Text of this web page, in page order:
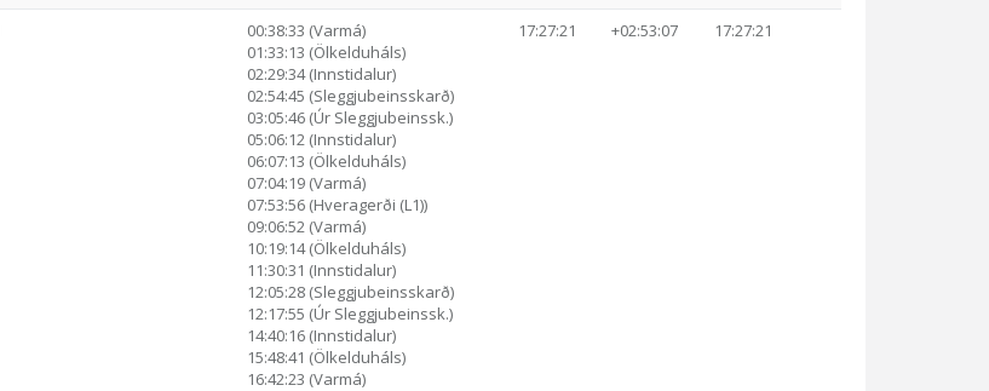
00:38:33 (Varmá)
01:33:13 (Ölkelduháls)
02:29:34 (Innstidalur)
02:54:45 (Sleggjubeinsskarð)
03:05:46 (Úr Sleggjubeinssk.)
05:06:12 (Innstidalur)
06:07:13 (Ölkelduháls)
07:04:19 (Varmá)
07:53:56 (Hveragerði (L1))
09:06:52 (Varmá)
10:19:14 (Ölkelduháls)
11:30:31 (Innstidalur)
12:05:28 (Sleggjubeinsskarð)
12:17:55 (Úr Sleggjubeinssk.)
14:40:16 (Innstidalur)
15:48:41 (Ölkelduháls)
16:42:23 (Varmá)
17:27:21 +02:53:07 17:27:21